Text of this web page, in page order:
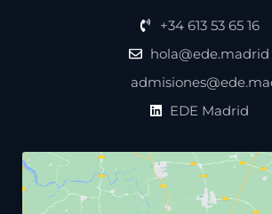
+34 613 53 65 16
hola@ede.madrid
EDE Madrid